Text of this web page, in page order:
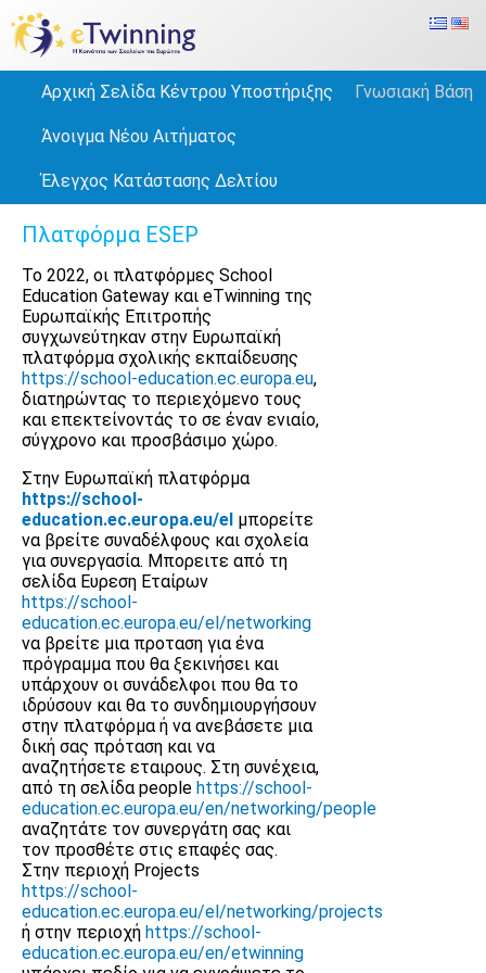
Αρχική Σελίδα Κέντρου Υποστήριξης Γνωσιακή Βάση
Άνοιγμα Νέου Αιτήματος
Έλεγχος Κατάστασης Δελτίου
Πλατφόρμα ESEP
Το 2022, οι πλατφόρμες School
Education Gateway και eTwinning της
Ευρωπαϊκής Επιτροπής
συγχωνεύτηκαν στην Ευρωπαϊκή
πλατφόρμα σχολικής εκπαίδευσης
https://school-education.ec.europa.eu,
διατηρώντας το περιεχόμενο τους
και επεκτείνοντάς το σε έναν ενιαίο,
σύγχρονο και προσβάσιμο χώρο.
Στην Ευρωπαϊκή πλατφόρμα
https://school-
education.ec.europa.eu/el μπορείτε
να βρείτε συναδέλφους και σχολεία
για συνεργασία. Μπορειτε από τη
σελίδα Ευρεση Εταίρων
https://school-
education.ec.europa.eu/el/networking
να βρείτε μια προταση για ένα
πρόγραμμα που θα ξεκινήσει και
υπάρχουν οι συνάδελφοι που θα το
ιδρύσουν και θα το συνδημιουργήσουν
στην πλατφόρμα ή να ανεβάσετε μια
δική σας πρόταση και να
αναζητήσετε εταιρους. Στη συνέχεια,
από τη σελίδα peoplehttps://school-
education.ec.europa.eu/en/networking/people
αναζητάτε τον συνεργάτη σας και
τον προσθέτε στις επαφές σας.
Στην περιοχή Projects
https://school-
education.ec.europa.eu/el/networking/projects
ή στην περιοχήhttps://school-
education.ec.europa.eu/en/etwinning